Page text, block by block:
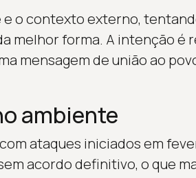
o contexto externo,
melhor forma. A intenção é
mensagem de união ao
ambiente
ataques iniciados em
acordo definitivo, o que